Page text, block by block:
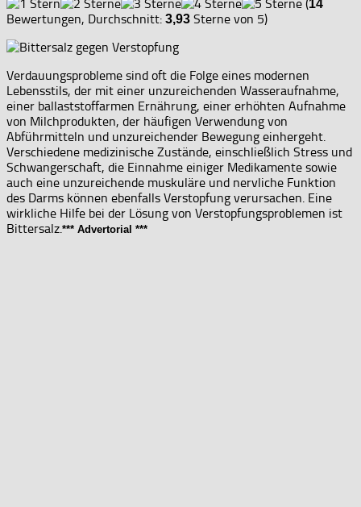
(14
Bewertungen, Durchschnitt: 3,93 Sterne von 5)
Verdauungsprobleme sind oft die Folge eines modernen
Lebensstils, der mit einer unzureichenden Wasseraufnahme,
einer ballaststoffarmen Ernährung, einer erhöhten Aufnahme
von Milchprodukten, der häufigen Verwendung von
Abführmitteln und unzureichender Bewegung einhergeht.
Verschiedene medizinische Zustände, einschließlich Stress und
Schwangerschaft, die Einnahme einiger Medikamente sowie
auch eine unzureichende muskuläre und nervliche Funktion
des Darms können ebenfalls Verstopfung verursachen. Eine
wirkliche Hilfe bei der Lösung von Verstopfungsproblemen ist
Bittersalz.*** Advertorial ***